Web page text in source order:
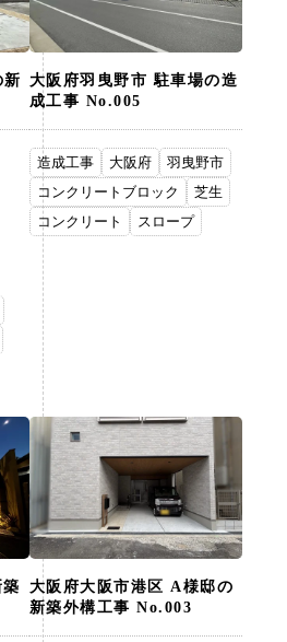
大阪府羽曳野市 駐車場の造
成工事 No.005
造成工事 大阪府
羽曳野市
コンクリートブロック
芝生
コンクリート
スロープ
大阪府大阪市港区 A様邸の
新築外構工事 No.003